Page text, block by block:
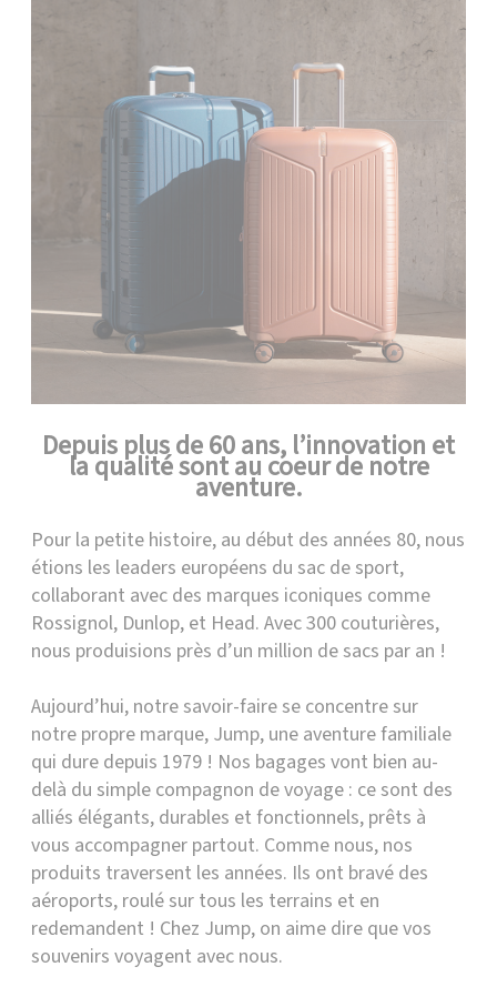
Depuis plus de 60 ans, l’innovation et
la qualité sont au coeur de notre
aventure.
Pour la petite histoire, au début des années 80, nous
étions les leaders européens du sac de sport,
collaborant avec des marques iconiques comme
Rossignol, Dunlop, et Head. Avec 300 couturières,
nous produisions près d’un million de sacs par an !
Aujourd’hui, notre savoir-faire se concentre sur
notre propre marque, Jump, une aventure familiale
qui dure depuis 1979 ! Nos bagages vont bien au-
delà du simple compagnon de voyage : ce sont des
alliés élégants, durables et fonctionnels, prêts à
vous accompagner partout. Comme nous, nos
produits traversent les années. Ils ont bravé des
aéroports, roulé sur tous les terrains et en
redemandent ! Chez Jump, on aime dire que vos
souvenirs voyagent avec nous.